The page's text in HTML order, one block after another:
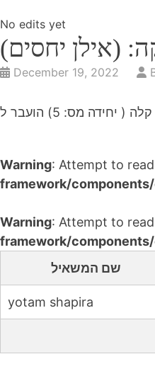
No edits yet
(אילן יחסים)
December 19, 2022
Warning: Attempt to
framework/
Warning: Attempt to
framework/
שם המשאיל
yotam shapira